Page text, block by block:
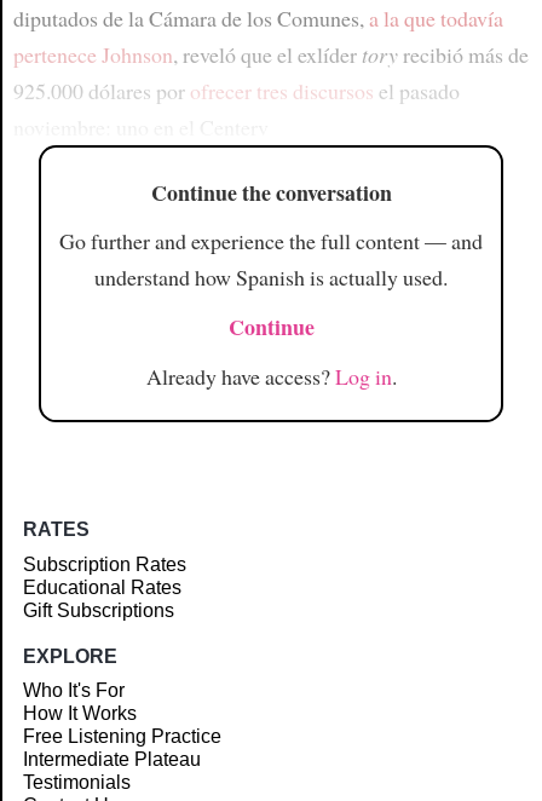
diputados de la Cámara de los Comunes,a la que todavía
pertenece Johnson, reveló que el exlíder toryrecibió más de
925.000 dólares por ofrecer tres discursos el pasado
Continue the conversation
Go further and experience the full content — and
understand how Spanish is actually used.
Continue
Already have access?Log in.
RATES
Subscription Rates
Educational Rates
Gift Subscriptions
EXPLORE
Who It's For
How It Works
Free Listening Practice
Intermediate Plateau
Testimonials